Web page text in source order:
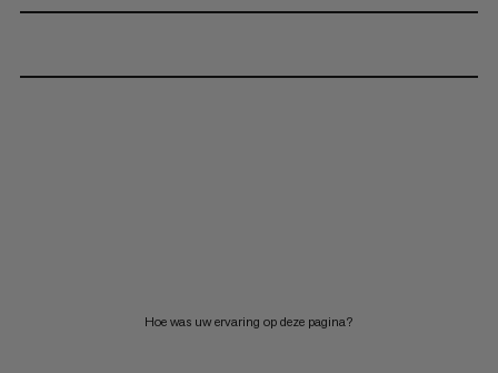
Hoe was uw ervaring op deze pagina?